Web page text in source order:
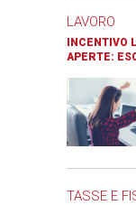
LAVORO
INCENTIVO
APERTE:
TASSE E